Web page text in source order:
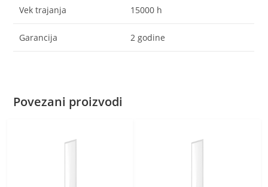
Vek trajanja 15000 h
Garancija 2 godine
Povezani proizvodi